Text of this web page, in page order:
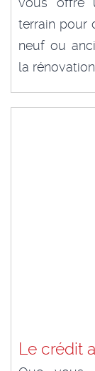
terrain pour
neuf ou
la
Le crédit